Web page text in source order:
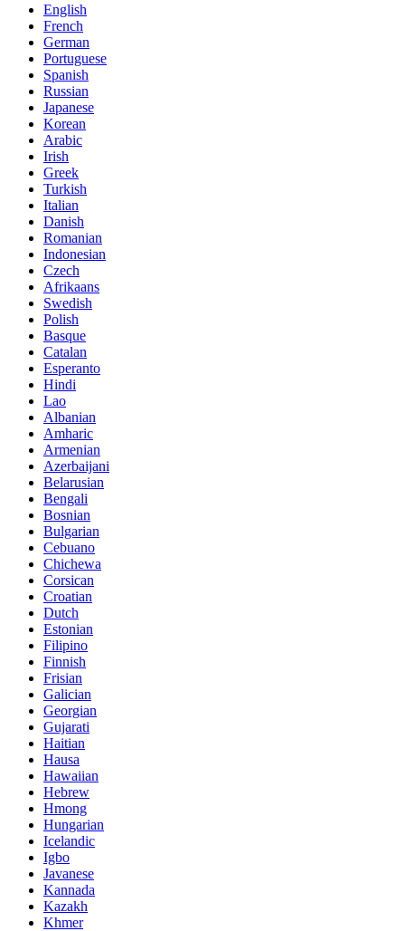
English
French
German
Portuguese
Spanish
Russian
Japanese
Korean
Arabic
Irish
Greek
Turkish
Italian
Danish
Romanian
Indonesian
Czech
Afrikaans
Swedish
Polish
Basque
Catalan
Esperanto
Hindi
Lao
Albanian
Amharic
Armenian
Azerbaijani
Belarusian
Bengali
Bosnian
Bulgarian
Cebuano
Chichewa
Corsican
Croatian
Dutch
Estonian
Filipino
Finnish
Frisian
Galician
Georgian
Gujarati
Haitian
Hausa
Hawaiian
Hebrew
Hmong
Hungarian
Icelandic
Igbo
Javanese
Kannada
Kazakh
Khmer